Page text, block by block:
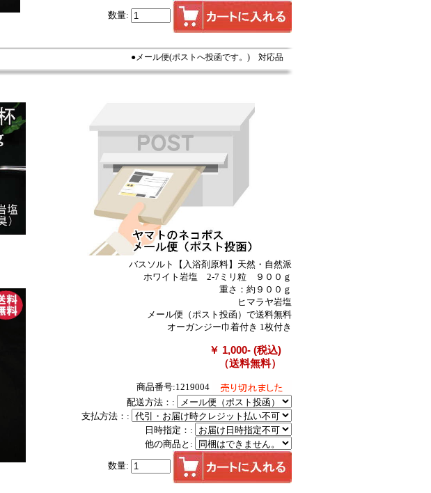
数量:
●メール便(ポストへ投函です。) 対応品
バスソルト【入浴剤原料】天然・自然派
ホワイト岩塩 2-7ミリ粒 ９００ｇ
重さ：約９００ｇ
ヒマラヤ岩塩
メール便（ポスト投函）で送料無料
オーガンジー巾着付き 1枚付き
￥ 1,000- (税込)
（送料無料）
商品番号:1219004
配送方法：:
支払方法：:
日時指定：:
他の商品と:
数量: